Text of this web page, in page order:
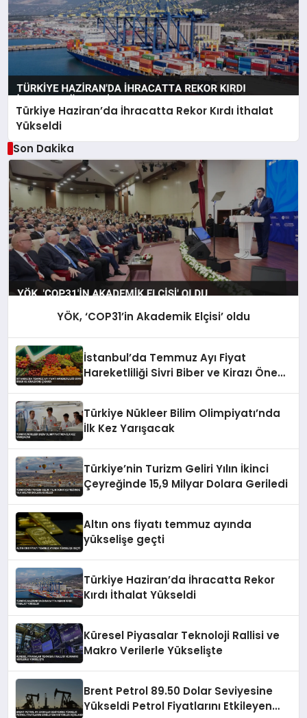
Türkiye Haziran’da İhracatta Rekor Kırdı İthalat
Yükseldi
Son Dakika
YÖK, ‘COP31’in Akademik Elçisi’ oldu
İstanbul’da Temmuz Ayı Fiyat
Hareketliliği Sivri Biber ve Kirazı Öne
Türkiye Nükleer Bilim Olimpiyatı’nda
İlk Kez Yarışacak
Türkiye’nin Turizm Geliri Yılın İkinci
Çeyreğinde 15,9 Milyar Dolara Geriledi
Altın ons fiyatı temmuz ayında
yükselişe geçti
Türkiye Haziran’da İhracatta Rekor
Kırdı İthalat Yükseldi
Küresel Piyasalar Teknoloji Rallisi ve
Makro Verilerle Yükselişte
Brent Petrol 89.50 Dolar Seviyesine
Yükseldi Petrol Fiyatlarını Etkileyen